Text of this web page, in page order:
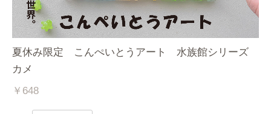
夏休み限定 こんぺいとうアート 水族館シリーズ
カメ
￥648